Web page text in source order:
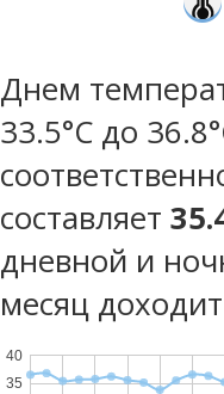
Днем
33.5°C до
составляет
дневной и
месяц
35
40